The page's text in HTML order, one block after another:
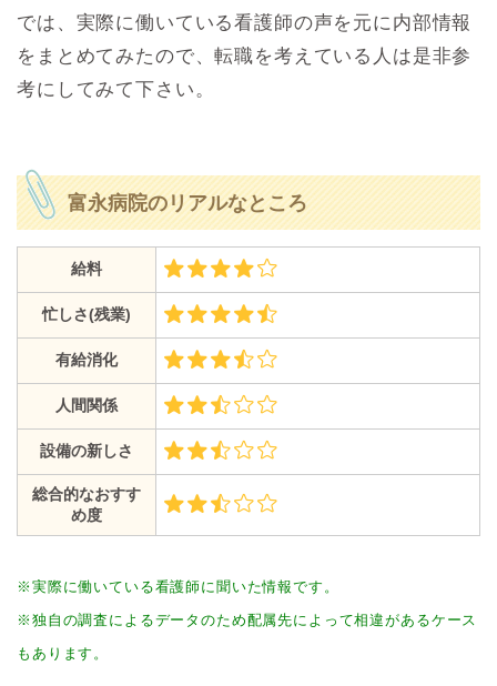
では、実際に働いている看護師の声を元に内部情報
をまとめてみたので、転職を考えている人は是非参
考にしてみて下さい。
富永病院のリアルなところ
給料
忙しさ(残業)
有給消化
人間関係
設備の新しさ
総合的なおすす
め度
※実際に働いている看護師に聞いた情報です。
※独自の調査によるデータのため配属先によって相違があるケース
もあります。